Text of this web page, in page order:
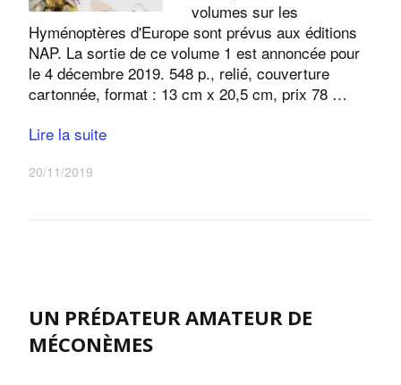
volumes sur les
Hyménoptères d'Europe sont prévus aux éditions
NAP. La sortie de ce volume 1 est annoncée pour
le 4 décembre 2019. 548 p., relié, couverture
cartonnée, format : 13 cm x 20,5 cm, prix 78 …
Lire la suite
20/11/2019
UN PRÉDATEUR AMATEUR DE
MÉCONÈMES